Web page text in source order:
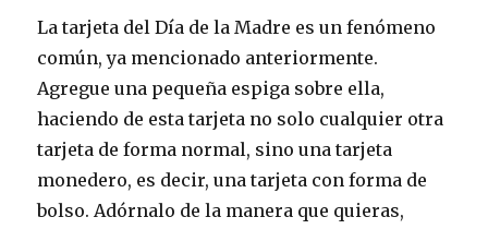
La tarjeta del Día de la Madre es un fenómeno
común, ya mencionado anteriormente.
Agregue una pequeña espiga sobre ella,
haciendo de esta tarjeta no solo cualquier otra
tarjeta de forma normal, sino una tarjeta
monedero, es decir, una tarjeta con forma de
bolso. Adórnalo de la manera que quieras,